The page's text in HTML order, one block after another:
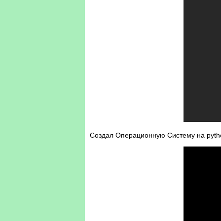
Создал Операционную Систему на